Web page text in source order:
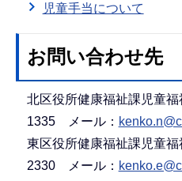
児童手当について
お問い合わせ先
北区役所健康福祉課児童
1335 メール：
東区役所健康福祉課児童
2330 メール：